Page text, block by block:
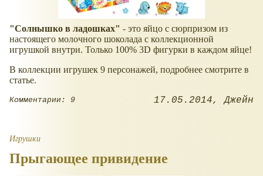
"Солнышко в ладошках" - это яйцо с сюрпризом из
настоящего молочного шоколада с коллекционной
игрушкой внутри. Только 100% 3D фигурки в каждом яйце!
В коллекции игрушек 9 персонажей, подробнее смотрите в
статье.
Комментарии: 9 17.05.2014 Джейн
Игрушки
Прыгающее привидение